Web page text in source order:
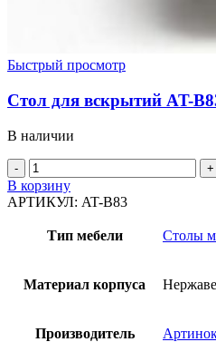
Быстрый просмотр
Стол для вскрытий AT-
В наличии
Количество
товара
Стол
вскрытий
В корзину
АРТИКУЛ: AT-B83
Тип мебели Столы
Материал корпуса
Производитель